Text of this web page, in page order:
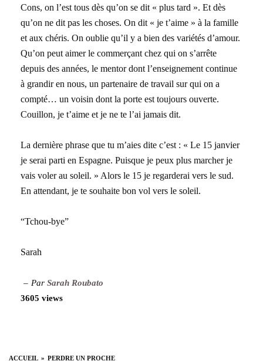
ACCUEIL PERDRE UN PROCHE
Cons, on l’est tous dès qu’on se dit « plus tard ». Et dès
qu’on ne dit pas les choses. On dit « je t’aime » à la famille
et aux chéris. On oublie qu’il y a bien des variétés d’amour.
Qu’on peut aimer le commerçant chez qui on s’arrête
depuis des années, le mentor dont l’enseignement continue
à grandir en nous, un partenaire de travail sur qui on a
compté… un voisin dont la porte est toujours ouverte.
Couillon, je t’aime et je ne te l’ai jamais dit.
La dernière phrase que tu m’aies dite c’est : « Le 15 janvier
je serai parti en Espagne. Puisque je peux plus marcher je
vais voler au soleil. » Alors le 15 je regarderai vers le sud.
En attendant, je te souhaite bon vol vers le soleil.
“Tchou-bye”
Sarah
Par Sarah Roubato
3605 views